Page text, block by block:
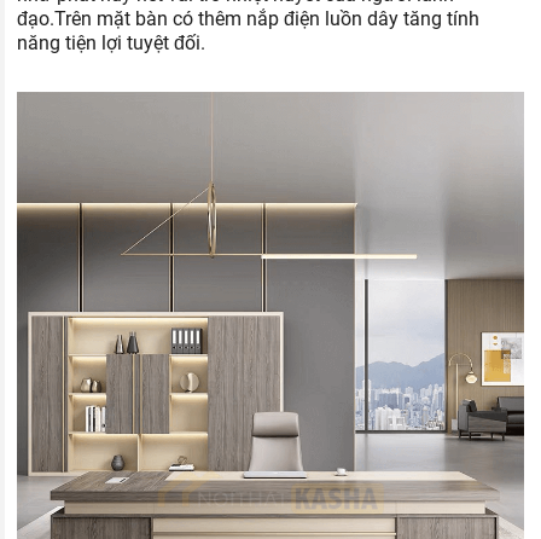
đạo.Trên mặt bàn có thêm nắp điện luồn dây tăng tính
năng tiện lợi tuyệt đối.